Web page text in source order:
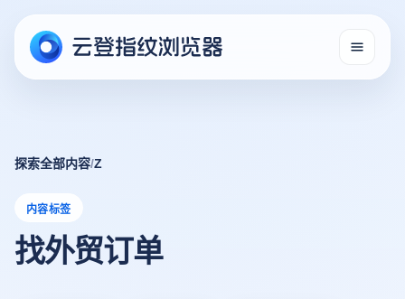
探索全部内容/Z
内容标签
找外贸订单